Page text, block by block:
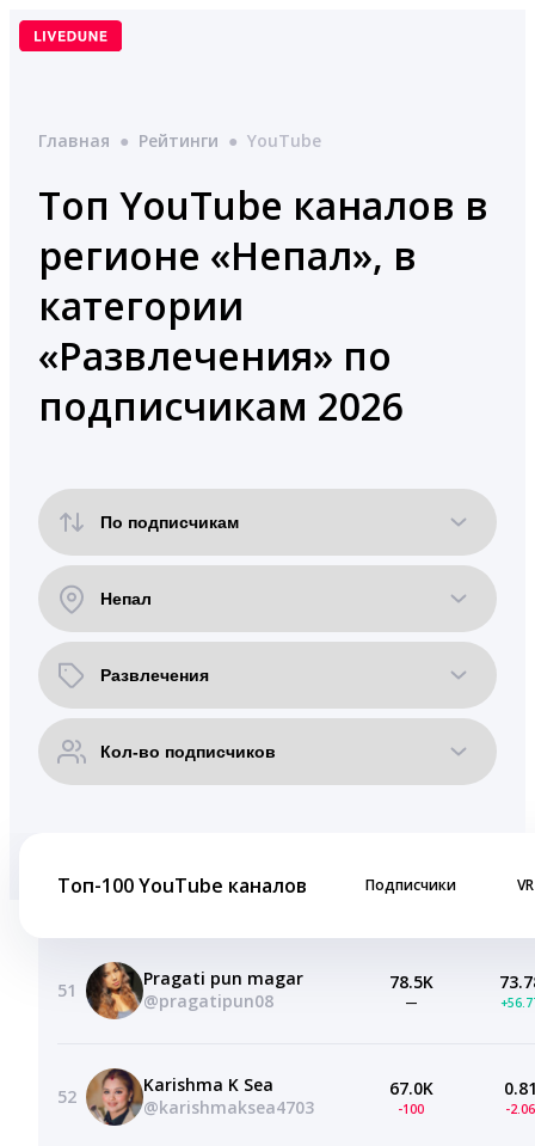
Перейти
Главная ● Рейтинги ● YouTube
Топ YouTube каналов в
регионе «Непал», в
категории
«Развлечения» по
подписчикам 2026
Топ-100 YouTube каналов Подписчики VR
51
Pragati pun magar
@pragatipun08
78.5K
—
52
Karishma K Sea
@karishmaksea4703
67.0K
-100 -